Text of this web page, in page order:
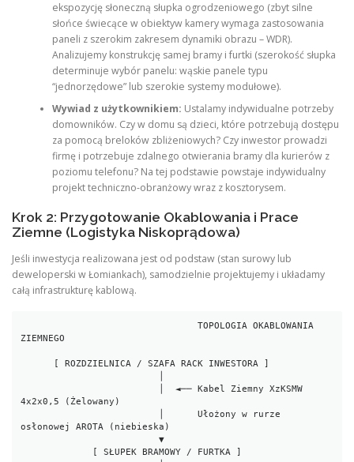
ekspozycję słoneczną słupka ogrodzeniowego (zbyt silne
słońce świecące w obiektyw kamery wymaga zastosowania
paneli z szerokim zakresem dynamiki obrazu – WDR).
Analizujemy konstrukcję samej bramy i furtki (szerokość słupka
determinuje wybór panelu: wąskie panele typu
“jednorzędowe” lub szerokie systemy modułowe).
Wywiad z użytkownikiem: Ustalamy indywidualne potrzeby
domowników. Czy w domu są dzieci, które potrzebują dostępu
za pomocą breloków zbliżeniowych? Czy inwestor prowadzi
firmę i potrzebuje zdalnego otwierania bramy dla kurierów z
poziomu telefonu? Na tej podstawie powstaje indywidualny
projekt techniczno-obranżowy wraz z kosztorysem.
Krok 2: Przygotowanie Okablowania i Prace
Ziemne (Logistyka Niskoprądowa)
Jeśli inwestycja realizowana jest od podstaw (stan surowy lub
deweloperski w Łomiankach), samodzielnie projektujemy i układamy
całą infrastrukturę kablową.
                                TOPOLOGIA OKABLOWANIA
ZIEMNEGO
4x2x0,5 (Żelowany)
osłonowej AROTA (niebieska)
                         ▼